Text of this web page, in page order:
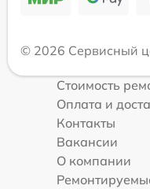
© 2026 Сервисный
Стоимость
Оплата и
Контакты
Вакансии
О компании